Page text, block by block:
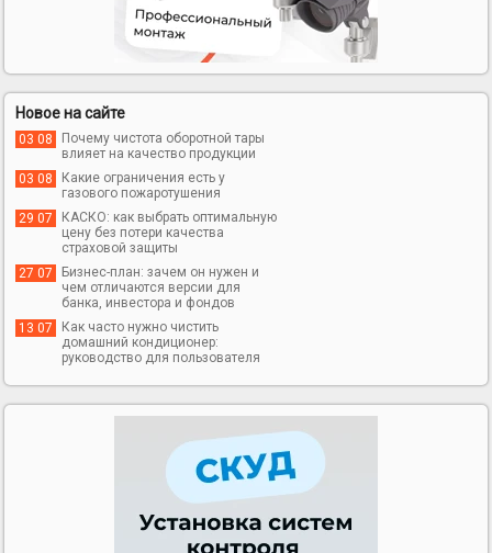
Новое на сайте
03 08
Почему чистота оборотной тары
влияет на качество продукции
03 08
Какие ограничения есть у
газового пожаротушения
29 07
КАСКО: как выбрать оптимальную
цену без потери качества
страховой защиты
27 07
Бизнес-план: зачем он нужен и
чем отличаются версии для
банка, инвестора и фондов
13 07
Как часто нужно чистить
домашний кондиционер:
руководство для пользователя